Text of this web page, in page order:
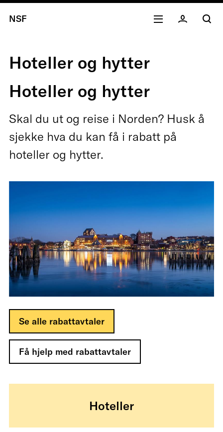
NSF
Hoteller og hytter
Hoteller og hytter
Skal du ut og reise i Norden? Husk å
sjekke hva du kan få i rabatt på
hoteller og hytter.
Se alle rabattavtaler
Få hjelp med rabattavtaler
Hoteller